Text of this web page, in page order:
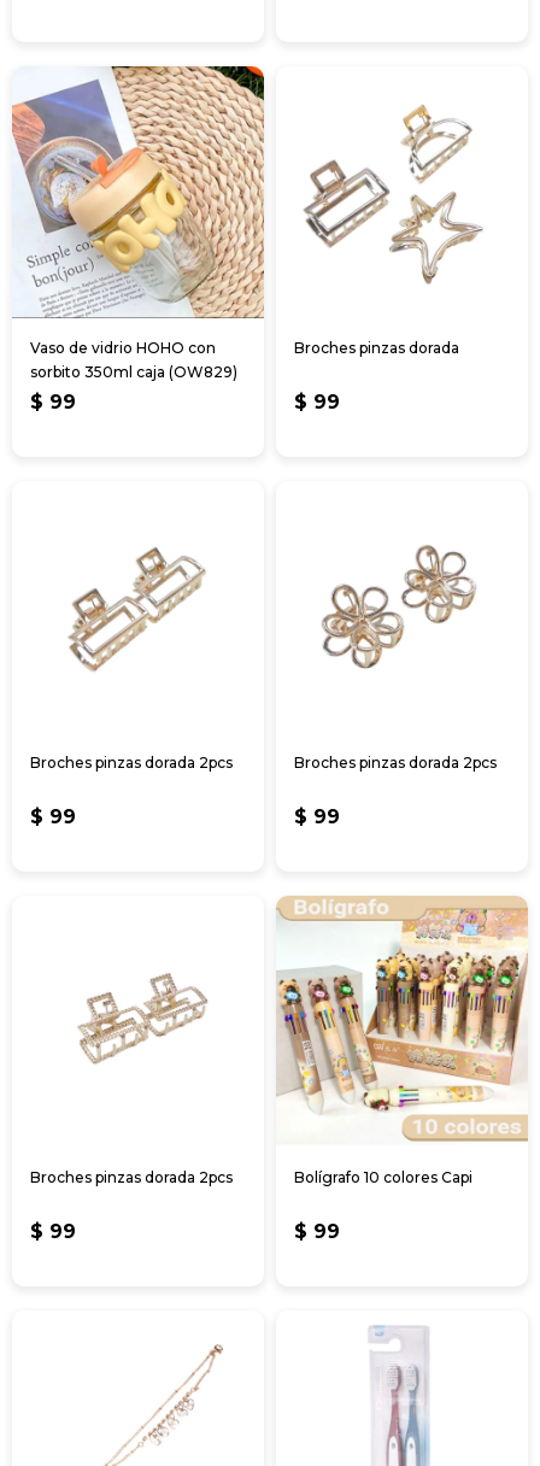
Vaso de vidrio HOHO con
sorbito 350ml caja (OW829)
$ 99
Broches pinzas dorada
$ 99
Broches pinzas dorada 2pcs
$ 99
Broches pinzas dorada 2pcs
$ 99
Broches pinzas dorada 2pcs
$ 99
Bolígrafo 10 colores Capi
$ 99